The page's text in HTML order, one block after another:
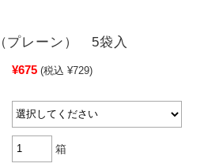
プレーン） 5袋入
¥675 (税込 ¥729)
箱